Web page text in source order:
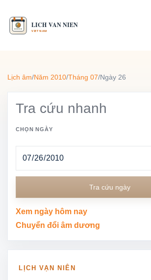
Lịch âm/Năm 2010/Tháng 07/Ngày 26
Tra cứu nhanh
CHỌN NGÀY
Tra cứu ngày
Xem ngày hôm nay
Chuyển đổi âm dương
LỊCH VẠN NIÊN